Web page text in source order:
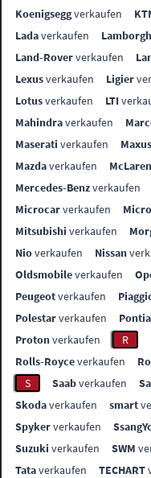
Koenigseggverkaufen
Ladaverkaufen
Land-Roververkaufen
Lexusverkaufen Ligier
Lotusverkaufen LTI
Mahindraverkaufen
Maserati verkaufen Maxus
Mazdaverkaufen McLaren
Mercedes-Benzverkaufen
Microcarverkaufen
Mitsubishi verkaufen
Nioverkaufen Nissan
Oldsmobileverkaufen
Peugeotverkaufen
Polestarverkaufen
Protonverkaufen R
Rolls-Royceverkaufen
S
Saabverkaufen
Skodaverkaufen smart
Spykerverkaufen
Suzuki verkaufen SWM
Tataverkaufen TECHART